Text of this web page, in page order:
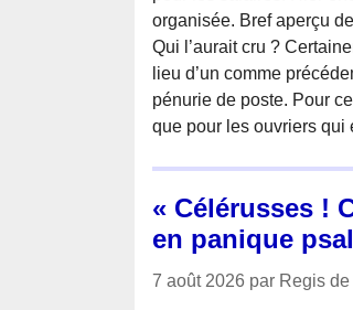
organisée. Bref aperçu
Qui l’aurait cru ?
lieu d’un comme
pénurie de poste. Pour
que pour les ouvriers
« Célérusses !
en panique
7 août 2026 par Regis